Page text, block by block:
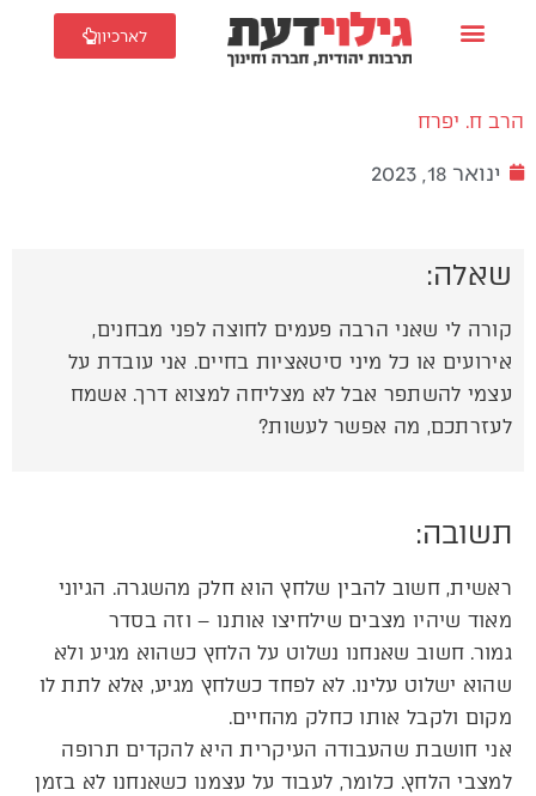
לארכיון
הרב ח. יפרח
ינואר 18, 2023
שאלה:
קורה לי שאני הרבה פעמים לחוצה לפני מבחנים,
אירועים או כל מיני סיטאציות בחיים. אני עובדת על
עצמי להשתפר אבל לא מצליחה למצוא דרך. אשמח
לעזרתכם, מה אפשר לעשות?
תשובה:
ראשית, חשוב להבין שלחץ הוא חלק מהשגרה. הגיוני
מאוד שיהיו מצבים שילחיצו אותנו – וזה בסדר
גמור. חשוב שאנחנו נשלוט על הלחץ כשהוא מגיע ולא
שהוא ישלוט עלינו. לא לפחד כשלחץ מגיע, אלא לתת לו
מקום ולקבל אותו כחלק מהחיים.
אני חושבת שהעבודה העיקרית היא להקדים תרופה
למצבי הלחץ. כלומר, לעבוד על עצמנו כשאנחנו לא בזמן